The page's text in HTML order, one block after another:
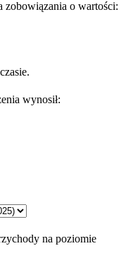
zobowiązania o wartości:
wynosił:
na poziomie